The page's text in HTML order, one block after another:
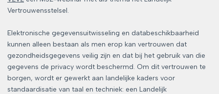
Vertrouwensstelsel.
Elektronische gegevensuitwisseling en databeschikbaarheid
kunnen alleen bestaan als men erop kan vertrouwen dat
gezondheidsgegevens veilig zijn en dat bij het gebruik van die
gegevens de privacy wordt beschermd. Om dit vertrouwen te
borgen, wordt er gewerkt aan landelijke kaders voor
standaardisatie van taal en techniek: een Landelijk